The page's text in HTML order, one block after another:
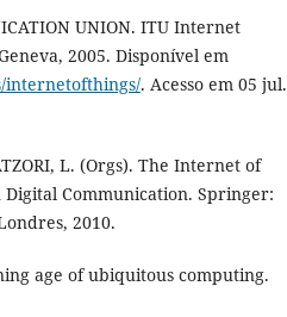
UNION. ITU Internet
2005. Disponível em
internetofthings/. Acesso em 05 jul.
L. (Orgs). The Internet of
Communication. Springer:
2010.
age of ubiquitous computing.